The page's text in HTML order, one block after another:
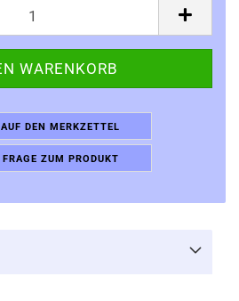
AUF DEN MERKZETTEL
FRAGE ZUM PRODUKT